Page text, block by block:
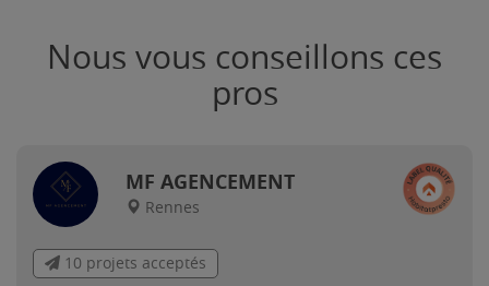
Nous vous conseillons ces
pros
MF AGENCEMENT
Rennes
10 projets acceptés